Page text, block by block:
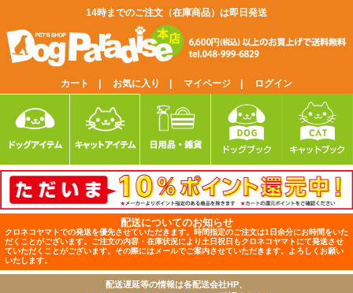
14時までのご注文（在庫商品）は即日発送
カート | お気に入り | マイページ | ログイン
配送についてのお知らせ
クロネコヤマトでの発送を優先させていただきます。時間指定のご注文は1日余分にお時間をいた
だくことがございます。ご注文の内容・在庫状況により土日祝日もクロネコヤマトにて発送させ
ていただくことがございます。その際にはメールでご案内させていただきます。よろしくお願い
いたします。
配送遅延等の情報は各配送会社HP、